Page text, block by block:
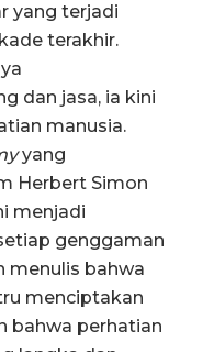
yang terjadi
terakhir.
dan jasa, ia kini
manusia.
yang
Herbert Simon
menjadi
genggaman
menulis bahwa
menciptakan
bahwa perhatian